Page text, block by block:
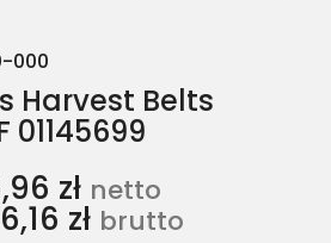
000
Harvest Belts
01145699
zł netto
zł brutto